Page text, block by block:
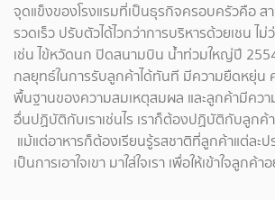
จุดแข็งของโรงแรมที่เป็นธุรกิจครอบครัวคือ ส
รวดเร็ว ปรับตัวได้ไวกว่าการบริหารด้วยเชน ไ
เช่น ไข้หวัดนก ปิดสนามบิน น้ำท่วมใหญ่ปี
กลยุทธ์ในการรับลูกค้าได้ทันที มีความยืดหยุ่น
พื้นฐานของความสมเหตุสมผล และลูกค้ามีควา
อื่นปฏิบัติกับเราเช่นไร เราก็ต้องปฏิบัติกับลูกค้า
แม้แต่อาหารก็ต้องเรียนรู้รสชาติที่ลูกค้าแต่ละป
เป็นการเอาใจเขา มาใส่ใจเรา เพื่อให้เข้าใจลูกค้